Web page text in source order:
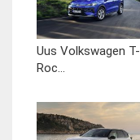
Uus Volkswagen T-
Roc...